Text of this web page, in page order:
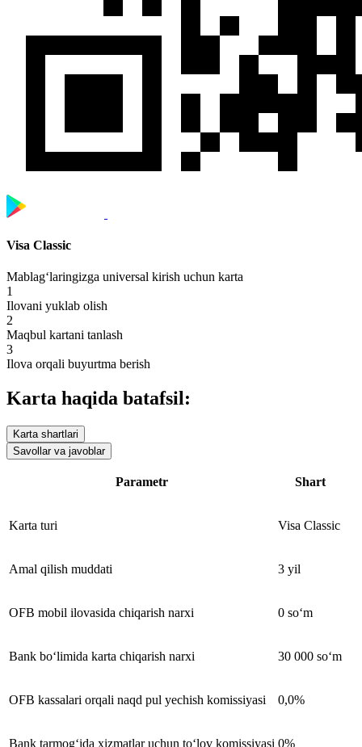
Visa Classic
Mablag‘laringizga universal kirish uchun karta
1
Ilovani yuklab olish
2
Maqbul kartani tanlash
3
Ilova orqali buyurtma berish
Karta haqida batafsil:
Karta shartlari
Savollar va javoblar
Parametr Shart
Karta turi Visa Classic
Amal qilish muddati 3 yil
OFB mobil ilovasida chiqarish narxi 0 so‘m
Bank bo‘limida karta chiqarish narxi 30 000 so‘m
OFB kassalari orqali naqd pul yechish komissiyasi 0,0%
Bank tarmog‘ida xizmatlar uchun to‘lov komissiyasi 0%